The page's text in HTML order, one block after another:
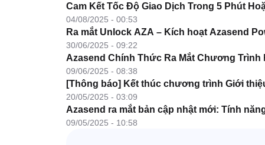
Cam Kết Tốc Độ Giao Dịch Trong 5 Phút
04/08/2025 - 00:53
Ra mắt Unlock AZA – Kích hoạt Azasend
30/06/2025 - 09:22
Azasend Chính Thức Ra Mắt Chương Trình
09/06/2025 - 08:38
[Thông báo] Kết thúc chương trình Giới
20/05/2025 - 03:09
Azasend ra mắt bản cập nhật mới: Tính
09/05/2025 - 10:58